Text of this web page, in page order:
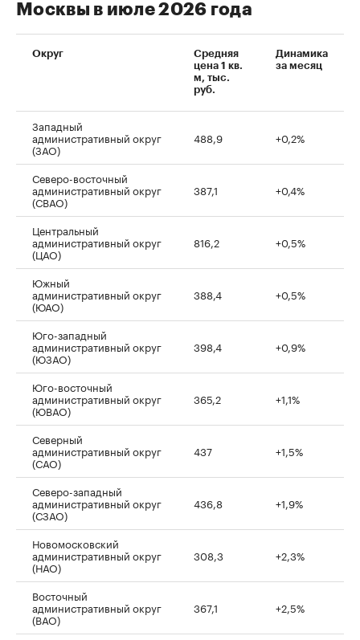
Москвы в июле 2026 года
Округ
Средняя
цена 1 кв.
м, тыс.
руб.
Динамика
за месяц
Западный
административный округ
(ЗАО)
488,9 +0,2%
Северо-восточный
административный округ
(СВАО)
387,1 +0,4%
Центральный
административный округ
(ЦАО)
816,2 +0,5%
Южный
административный округ
(ЮАО)
388,4 +0,5%
Юго-западный
административный округ
(ЮЗАО)
398,4 +0,9%
Юго-восточный
административный округ
(ЮВАО)
365,2 +1,1%
Северный
административный округ
(САО)
437 +1,5%
Северо-западный
административный округ
(СЗАО)
436,8 +1,9%
Новомосковский
административный округ
(НАО)
308,3 +2,3%
Восточный
административный округ
(ВАО)
367,1 +2,5%